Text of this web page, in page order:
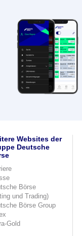
Websites der
Deutsche
Börse
und Trading)
Börse Group
Gold